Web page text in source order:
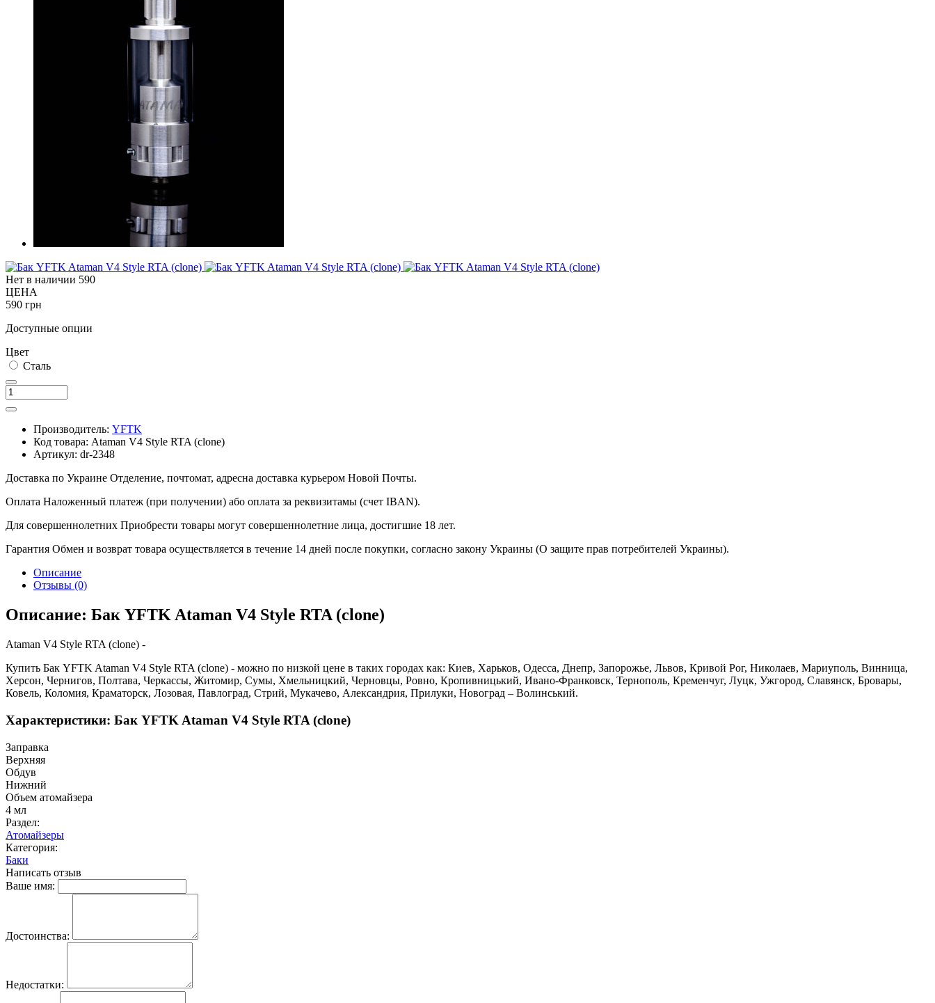
Нет в наличии 590
ЦЕНА
590 грн
Доступные опции
Цвет
Сталь
Производитель: YFTK
Код товара: Ataman V4 Style RTA (clone)
Артикул: dr-2348
Доставка по Украине Отделение, почтомат, адресна доставка курьером Новой Почты.
Оплата Наложенный платеж (при получении) або оплата за реквизитамы (счет IBAN).
Для совершеннолетних Приобрести товары могут совершеннолетние лица, достигшие 18 лет.
Гарантия Обмен и возврат товара осуществляется в течение 14 дней после покупки, согласно закону Украины (О защите прав потребителей Украины).
Описание
Отзывы (0)
Описание: Бак YFTK Ataman V4 Style RTA (clone)
Ataman V4 Style RTA (clone) -
Купить Бак YFTK Ataman V4 Style RTA (clone) - можно по низкой цене в таких городах как: Киев, Харьков, Одесса, Днепр, Запорожье, Львов, Кривой Рог, Николаев, Мариуполь, Винница,
Херсон, Чернигов, Полтава, Черкассы, Житомир, Сумы, Хмельницкий, Черновцы, Ровно, Кропивницький, Ивано-Франковск, Тернополь, Кременчуг, Луцк, Ужгород, Славянск, Бровары,
Ковель, Коломия, Краматорск, Лозовая, Павлоград, Стрий, Мукачево, Александрия, Прилуки, Новоград – Волинський.
Характеристики: Бак YFTK Ataman V4 Style RTA (clone)
Заправка
Верхняя
Обдув
Нижний
Объем атомайзера
4 мл
Раздел:
Атомайзеры
Категория:
Баки
Написать отзыв
Ваше имя:
Достоинства:
Недостатки: